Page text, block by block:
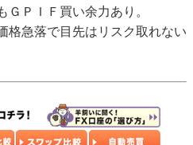
ＧＰＩＦ買い余力あり。
格急落で目先はリスク取れない